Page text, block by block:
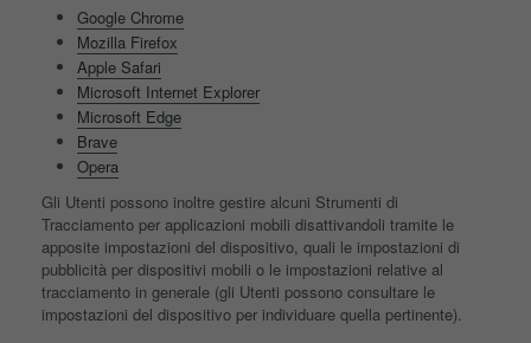
Google Chrome
Mozilla Firefox
Apple Safari
Microsoft Internet Explorer
Microsoft Edge
Brave
Opera
Gli Utenti possono inoltre gestire alcuni Strumenti di
Tracciamento per applicazioni mobili disattivandoli tramite le
apposite impostazioni del dispositivo, quali le impostazioni di
pubblicità per dispositivi mobili o le impostazioni relative al
tracciamento in generale (gli Utenti possono consultare le
impostazioni del dispositivo per individuare quella pertinente).